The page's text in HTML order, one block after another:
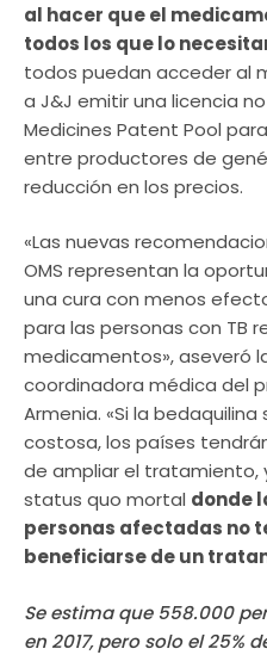
al hacer que el
todos los que lo
todos puedan acceder al
a J&J emitir una licencia
Medicines Patent Pool
entre productores de
reducción en los precios.
«Las nuevas
OMS representan la
una cura con menos
para las personas con TB
medicamentos», aseveró
coordinadora médica del
Armenia. «Si la
costosa, los países
de ampliar el tratamiento,
status quo mortal donde
personas afectadas no
beneficiarse de un
Se estima que 558.000
en 2017, pero solo el 25%